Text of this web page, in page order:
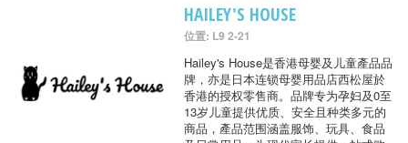
HAILEY'S HOUSE
位置: L9 2-21
Hailey's House是香港母婴及儿童產品品
牌，亦是日本连锁母婴用品店西松屋於
香港的授权零售商。品牌专为孕妇及0至
13岁儿童提供优质、安全且种类多元的
商品，產品范围涵盖服饰、玩具、食品